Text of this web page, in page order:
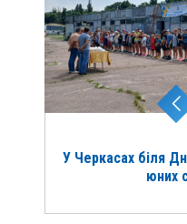
У Черкасах біля
юних